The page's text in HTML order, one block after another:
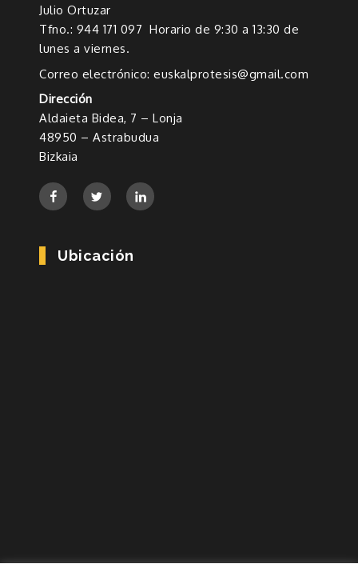
Julio Ortuzar
Tfno.: 944 171 097 Horario de 9:30 a 13:30 de
lunes a viernes.
Correo electrónico: euskalprotesis@gmail.com
Dirección
Aldaieta Bidea, 7 – Lonja
48950 – Astrabudua
Bizkaia
Ubicación